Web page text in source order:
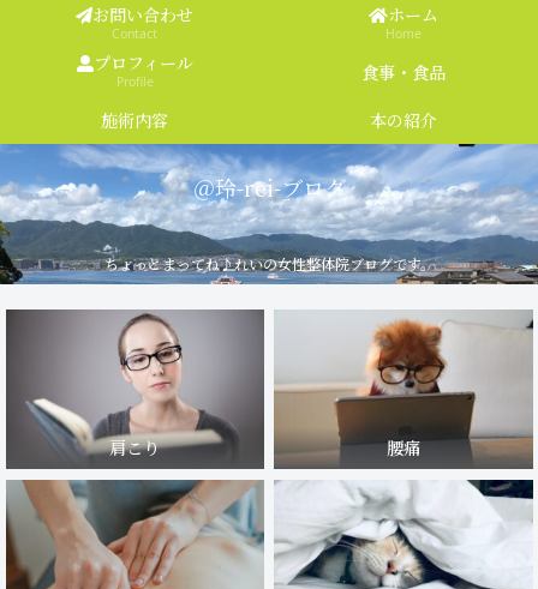
＠玲-rei-ブログ
ちょっとまってね♪れいの女性整体院ブログです。
お問い合わせ
Contact
ホーム
Home
プロフィール
Profile
食事・食品
施術内容
本の紹介
肩こり 腰痛